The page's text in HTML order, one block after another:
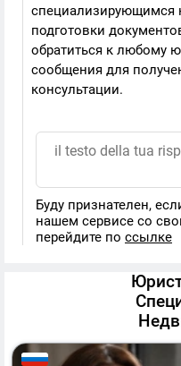
специализирующимся
подготовки
обратиться к любому
сообщения для
консультации.
Буду признателен,
нашем сервисе со
перейдите по ссылке